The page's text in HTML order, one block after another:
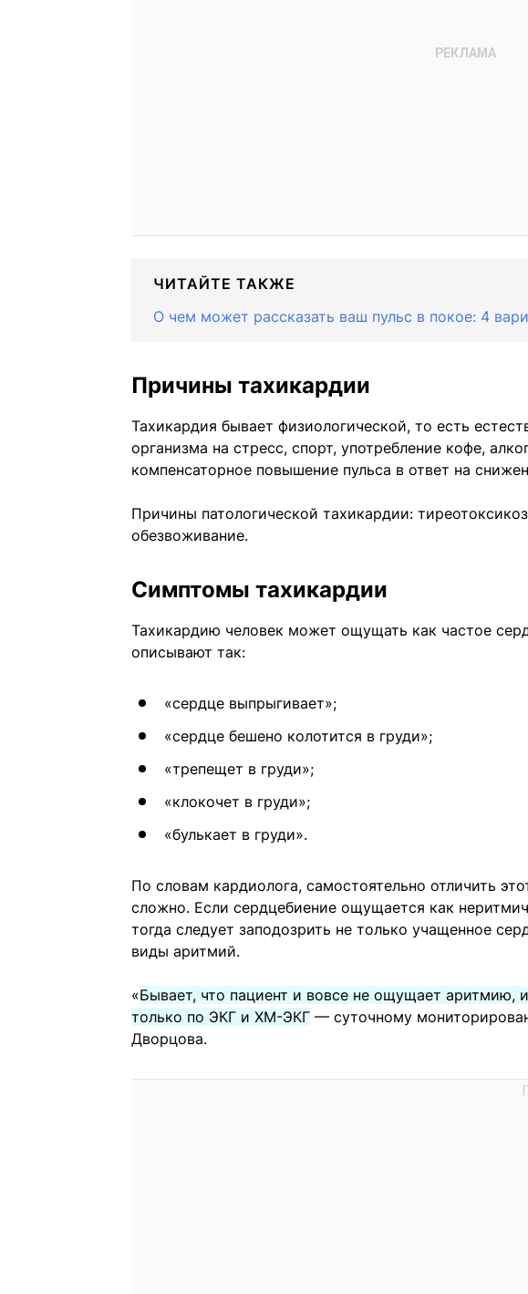
ЧИТАЙТЕ ТАКЖЕ
О чем может рассказать ваш пульс в покое: 4
Причины тахикардии
Тахикардия бывает физиологической, то есть
организма на стресс, спорт, употребление кофе,
компенсаторное повышение пульса в ответ на
Причины патологической тахикардии:
обезвоживание.
Симптомы тахикардии
Тахикардию человек может ощущать как частое
описывают так:
«сердце выпрыгивает»;
«сердце бешено колотится в груди»;
«трепещет в груди»;
«клокочет в груди»;
«булькает в груди».
По словам кардиолога, самостоятельно отличить
сложно. Если сердцебиение ощущается как
тогда следует заподозрить не только учащенное
виды аритмий.
«Бывает, что пациент и вовсе не ощущает аритмию,
только по ЭКГ и ХМ-ЭКГ — суточному
Дворцова.